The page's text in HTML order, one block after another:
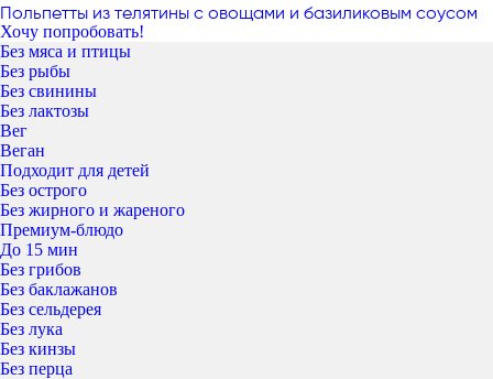
Польпетты из телятины с овощами и базиликовым соусом
Хочу попробовать!
Без мяса и птицы
Без рыбы
Без свинины
Без лактозы
Вег
Веган
Подходит для детей
Без острого
Без жирного и жареного
Премиум-блюдо
До 15 мин
Без грибов
Без баклажанов
Без сельдерея
Без лука
Без кинзы
Без перца